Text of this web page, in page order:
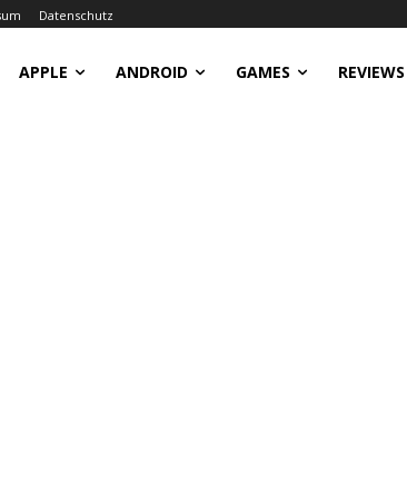
Datenschutz
APPLE ANDROID GAMES REVIEWS